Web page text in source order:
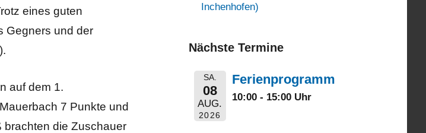
eines guten
Gegners und der
auf dem 1.
7 Punkte und
brachten die Zuschauer
Inchenhofen)
Nächste Termine
SA.
08
AUG.
2026
Ferienprogramm
10:00 - 15:00 Uhr